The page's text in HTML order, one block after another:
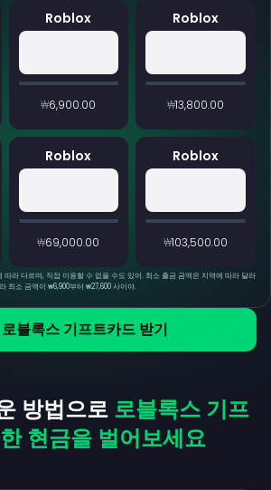
블록스 기프트카드 받기
Roblox
₩6,900.00
Roblox
₩13,800.00
Roblox
₩69,000.00
Roblox
₩103,500.00
따라 다르며, 직접 이용할 수 없을 수도 있어. 최소 출금 금액은 지역에 따라 달라
최소 금액이 ₩6,900부터 ₩27,600 사이야.
방법으로 로블록스 기프
현금을 벌어보세요